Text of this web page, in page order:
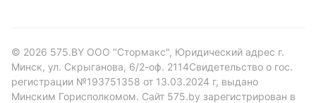
© 2026 575.BY ООО "Стормакс", Юридический адрес г.
Минск, ул. Скрыганова, 6/2-оф. 2114Свидетельство о гос.
регистрации №193751358 от 13.03.2024 г, выдано
Минским Горисполкомом. Сайт 575.by зарегистрирован в